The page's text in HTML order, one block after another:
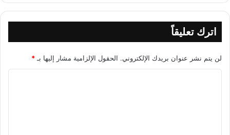
اترك تعليقاً
لن يتم نشر عنوان بريدك الإلكتروني. الحقول الإلزامية مشار إليها بـ *